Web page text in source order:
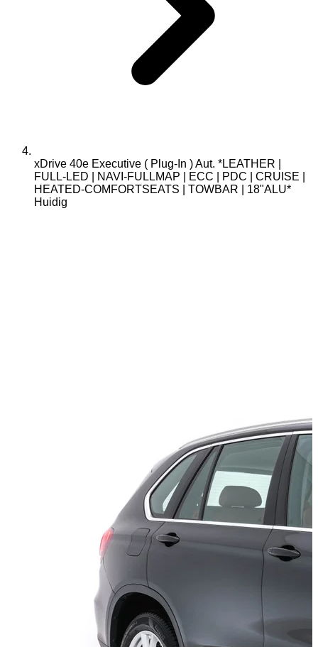
xDrive 40e Executive ( Plug-In ) Aut. *LEATHER |
FULL-LED | NAVI-FULLMAP | ECC | PDC | CRUISE |
HEATED-COMFORTSEATS | TOWBAR | 18"ALU*
Huidig